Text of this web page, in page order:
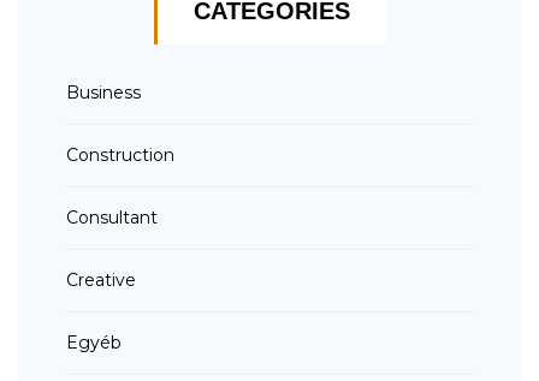
CATEGORIES
Business
Construction
Consultant
Creative
Egyéb